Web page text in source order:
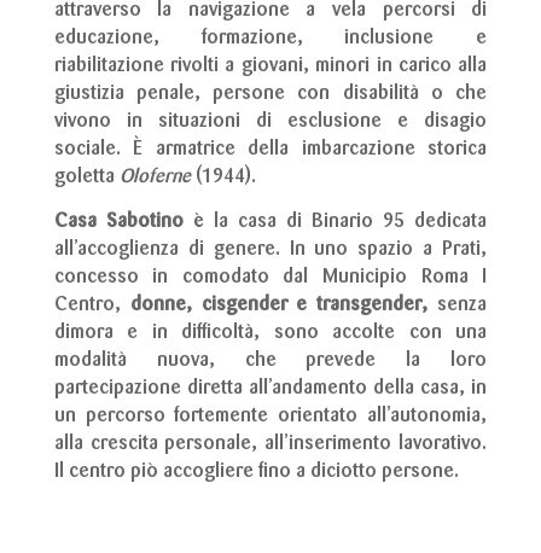
attraverso la navigazione a vela percorsi di
educazione, formazione, inclusione e
riabilitazione rivolti a giovani, minori in carico alla
giustizia penale, persone con disabilità o che
vivono in situazioni di esclusione e disagio
sociale. È armatrice della imbarcazione storica
goletta Oloferne (1944).
Casa Sabotino è la casa di Binario 95 dedicata
all’accoglienza di genere. In uno spazio a Prati,
concesso in comodato dal Municipio Roma I
Centro, donne, cisgender e transgender, senza
dimora e in difficoltà, sono accolte con una
modalità nuova, che prevede la loro
partecipazione diretta all’andamento della casa, in
un percorso fortemente orientato all’autonomia,
alla crescita personale, all’inserimento lavorativo.
Il centro piò accogliere fino a diciotto persone.